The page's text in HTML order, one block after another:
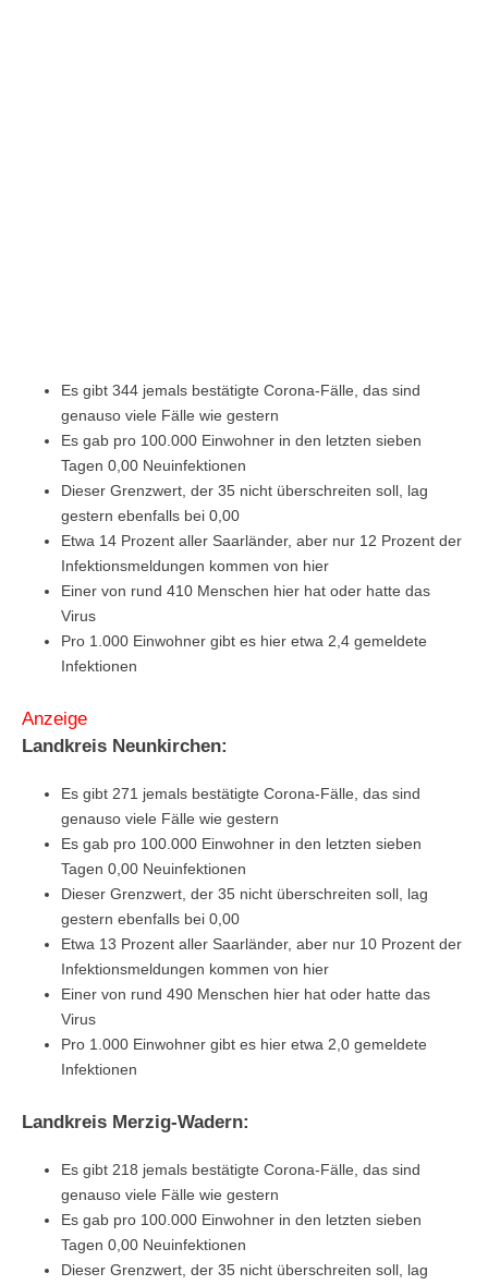
Es gibt 344 jemals bestätigte Corona-Fälle, das sind
genauso viele Fälle wie gestern
Es gab pro 100.000 Einwohner in den letzten sieben
Tagen 0,00 Neuinfektionen
Dieser Grenzwert, der 35 nicht überschreiten soll, lag
gestern ebenfalls bei 0,00
Etwa 14 Prozent aller Saarländer, aber nur 12 Prozent der
Infektionsmeldungen kommen von hier
Einer von rund 410 Menschen hier hat oder hatte das
Virus
Pro 1.000 Einwohner gibt es hier etwa 2,4 gemeldete
Infektionen
Anzeige
Landkreis Neunkirchen:
Es gibt 271 jemals bestätigte Corona-Fälle, das sind
genauso viele Fälle wie gestern
Es gab pro 100.000 Einwohner in den letzten sieben
Tagen 0,00 Neuinfektionen
Dieser Grenzwert, der 35 nicht überschreiten soll, lag
gestern ebenfalls bei 0,00
Etwa 13 Prozent aller Saarländer, aber nur 10 Prozent der
Infektionsmeldungen kommen von hier
Einer von rund 490 Menschen hier hat oder hatte das
Virus
Pro 1.000 Einwohner gibt es hier etwa 2,0 gemeldete
Infektionen
Landkreis Merzig-Wadern:
Es gibt 218 jemals bestätigte Corona-Fälle, das sind
genauso viele Fälle wie gestern
Es gab pro 100.000 Einwohner in den letzten sieben
Tagen 0,00 Neuinfektionen
Dieser Grenzwert, der 35 nicht überschreiten soll, lag